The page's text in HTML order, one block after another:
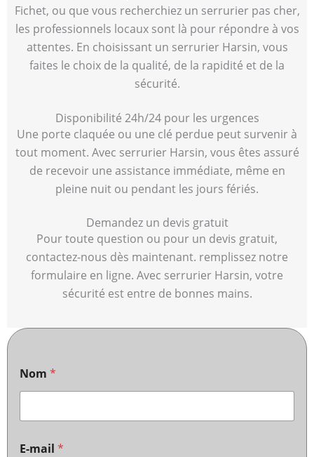
Fichet, ou que vous recherchiez un serrurier pas cher,
les professionnels locaux sont là pour répondre à vos
attentes. En choisissant un serrurier Harsin, vous
faites le choix de la qualité, de la rapidité et de la
sécurité.
Disponibilité 24h/24 pour les urgences
Une porte claquée ou une clé perdue peut survenir à
tout moment. Avec serrurier Harsin, vous êtes assuré
de recevoir une assistance immédiate, même en
pleine nuit ou pendant les jours fériés.
Demandez un devis gratuit
Pour toute question ou pour un devis gratuit,
contactez-nous dès maintenant. remplissez notre
formulaire en ligne. Avec serrurier Harsin, votre
sécurité est entre de bonnes mains.
Nom *
E-mail *